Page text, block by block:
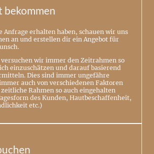
bekommen
Anfrage erhalten haben, schauen wir uns
an und erstellen dir ein Angebot für
versuchen wir immer den Zeitrahmen so
einzuschätzen und darauf basierend
Dies sind immer ungefähre
auch von verschiedenen Faktoren
Rahmen so auch eingehalten
des Kunden, Hautbeschaffenheit,
etc.)